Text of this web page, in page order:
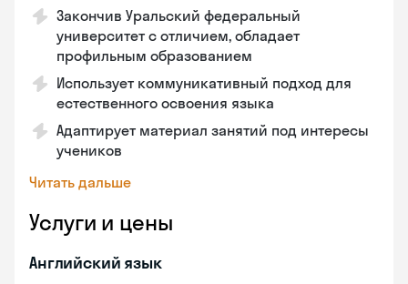
Закончив Уральский федеральный
университет с отличием, обладает
профильным образованием
Использует коммуникативный подход для
естественного освоения языка
Адаптирует материал занятий под интересы
учеников
Читать дальше
Услуги и цены
Английский язык